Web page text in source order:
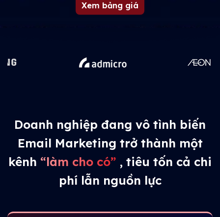
Xem bảng giá
Doanh nghiệp đang vô tình biến
Email Marketing trở thành một
kênh “làm cho có” , tiêu tốn cả chi
phí lẫn nguồn lực